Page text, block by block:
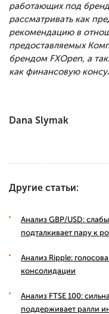
работающих под
рассматривать как
рекомендацию в
предоставляемых
брендом FXOpen, а
как финансовую
Dana Slymak
Другие статьи:
Анализ GBP/USD:
подталкивает пару к
Анализ Ripple:
консолидации
Анализ FTSE 100:
поддерживает ралли